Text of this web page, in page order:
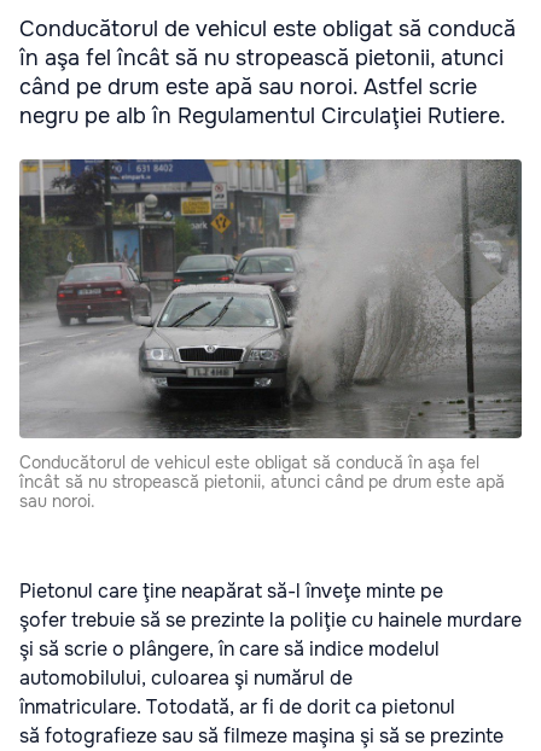
Conducătorul de vehicul este obligat să conducă
în aşa fel încât să nu stropească pietonii, atunci
când pe drum este apă sau noroi. Astfel scrie
negru pe alb în Regulamentul Circulaţiei Rutiere.
Conducătorul de vehicul este obligat să conducă în aşa fel
încât să nu stropească pietonii, atunci când pe drum este apă
sau noroi.
Pietonul care ţine neapărat să-l înveţe minte pe
şofer trebuie să se prezinte la poliţie cu hainele murdare
şi să scrie o plângere, în care să indice modelul
automobilului, culoarea şi numărul de
înmatriculare. Totodată, ar fi de dorit ca pietonul
să fotografieze sau să filmeze maşina şi să se prezinte